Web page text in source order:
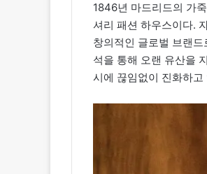
1846년 마드리드의 가
셔리 패션 하우스이다.
창의적인 글로벌 브랜
석을 통해 오랜 유산을
시에 끊임없이 진화하고